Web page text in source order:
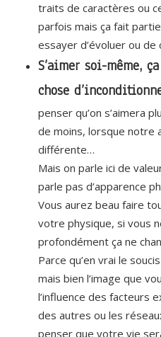
traits de caractères ou
parfois mais ça fait
essayer d’évoluer ou de
S’aimer soi-même,
chose
penser qu’on s’aimera
de moins, lorsque notre
différente…
Mais on parle ici de
parle pas d’apparence
Vous aurez beau faire
votre physique, si vous
profondément ça ne
Parce qu’en vrai le
mais bien l’image que
l’influence des facteurs
des autres ou les
penser que votre vie